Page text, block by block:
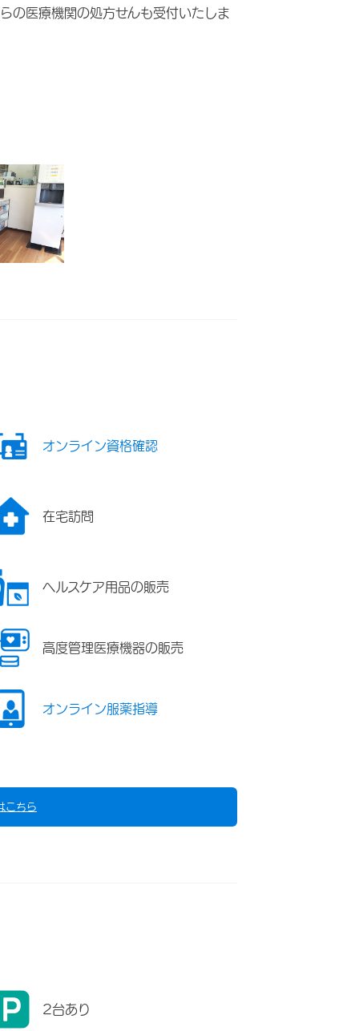
の医療機関の処方せんも受付いたしま
オンライン資格確認
在宅訪問
ヘルスケア用品の販売
高度管理医療機器の販売
オンライン服薬指導
こちら
2台あり